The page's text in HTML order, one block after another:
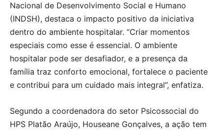
Nacional de Desenvolvimento Social e Humano
(INDSH), destaca o impacto positivo da iniciativa
dentro do ambiente hospitalar. “Criar momentos
especiais como esse é essencial. O ambiente
hospitalar pode ser desafiador, e a presença da
família traz conforto emocional, fortalece o paciente
e contribui para um cuidado mais integral”, enfatiza.
Segundo a coordenadora do setor Psicossocial do
HPS Platão Araújo, Houseane Gonçalves, a ação tem